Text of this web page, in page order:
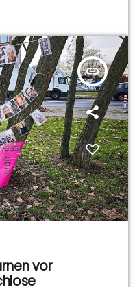
insert_link
vor